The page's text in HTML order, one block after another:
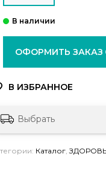
ОФОРМИТЬ ЗАКАЗ
Выбрать
Каталог ,